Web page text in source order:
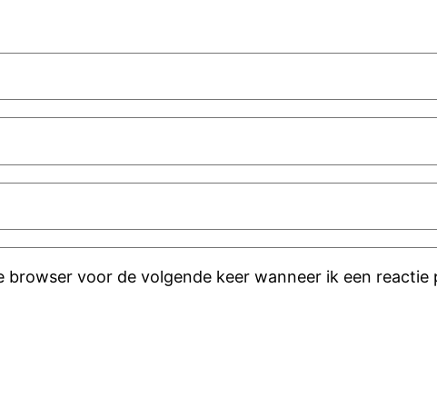
browser voor de volgende keer wanneer ik een reactie